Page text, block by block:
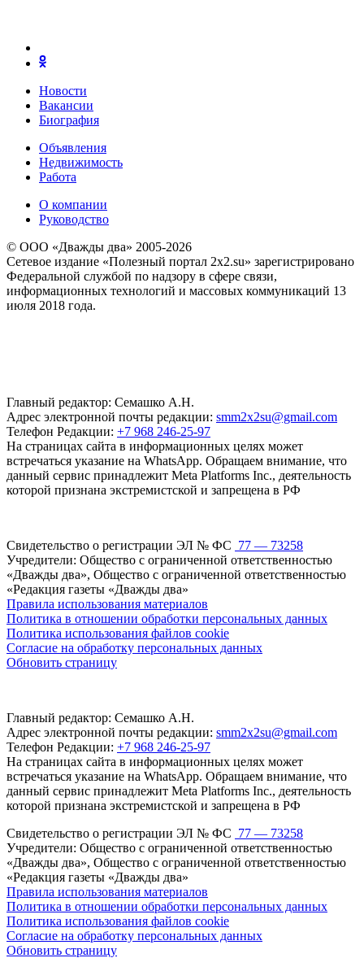
Новости
Вакансии
Биография
Объявления
Недвижимость
Работа
О компании
Руководство
© ООО «Дважды два» 2005-2026
Сетевое издание «Полезный портал 2x2.su» зарегистрировано
Федеральной службой по надзору в сфере связи,
информационных технологий и массовых коммуникаций 13
июля 2018 года.
Главный редактор: Семашко А.Н.
Адрес электронной почты редакции: smm2x2su@gmail.com
Телефон Редакции: +7 968 246-25-97
На страницах сайта в информационных целях может
встречаться указание на WhatsApp. Обращаем внимание, что
данный сервис принадлежит Meta Platforms Inc., деятельность
которой признана экстремистской и запрещена в РФ
Свидетельство о регистрации ЭЛ № ФС 77 — 73258
Учредители: Общество с ограниченной ответственностью
«Дважды два», Общество с ограниченной ответственностью
«Редакция газеты «Дважды два»
Правила использования материалов
Политика в отношении обработки персональных данных
Политика использования файлов cookie
Согласие на обработку персональных данных
Обновить страницу
Главный редактор: Семашко А.Н.
Адрес электронной почты редакции: smm2x2su@gmail.com
Телефон Редакции: +7 968 246-25-97
На страницах сайта в информационных целях может
встречаться указание на WhatsApp. Обращаем внимание, что
данный сервис принадлежит Meta Platforms Inc., деятельность
которой признана экстремистской и запрещена в РФ
Свидетельство о регистрации ЭЛ № ФС 77 — 73258
Учредители: Общество с ограниченной ответственностью
«Дважды два», Общество с ограниченной ответственностью
«Редакция газеты «Дважды два»
Правила использования материалов
Политика в отношении обработки персональных данных
Политика использования файлов cookie
Согласие на обработку персональных данных
Обновить страницу